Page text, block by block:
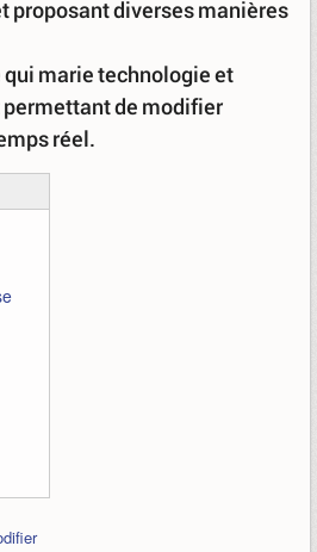
proposant diverses manières
qui marie technologie et
de modifier
réel.